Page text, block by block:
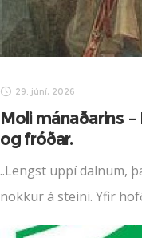
29. júní, 2026
Moli mánaðarins
og fróðar.
..Lengst uppí dalnum,
nokkur á steini. Yfir
hefir yfir sér svarta